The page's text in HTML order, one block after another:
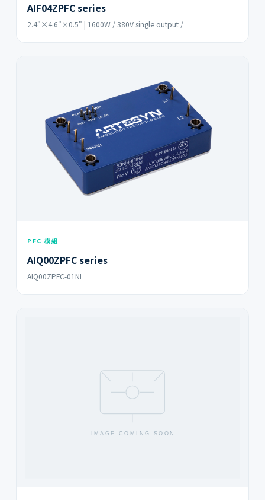
AIF04ZPFC series
2.4"×4.6"×0.5" | 1600W / 380V single output /
PFC 模組
AIQ00ZPFC series
AIQ00ZPFC-01NL